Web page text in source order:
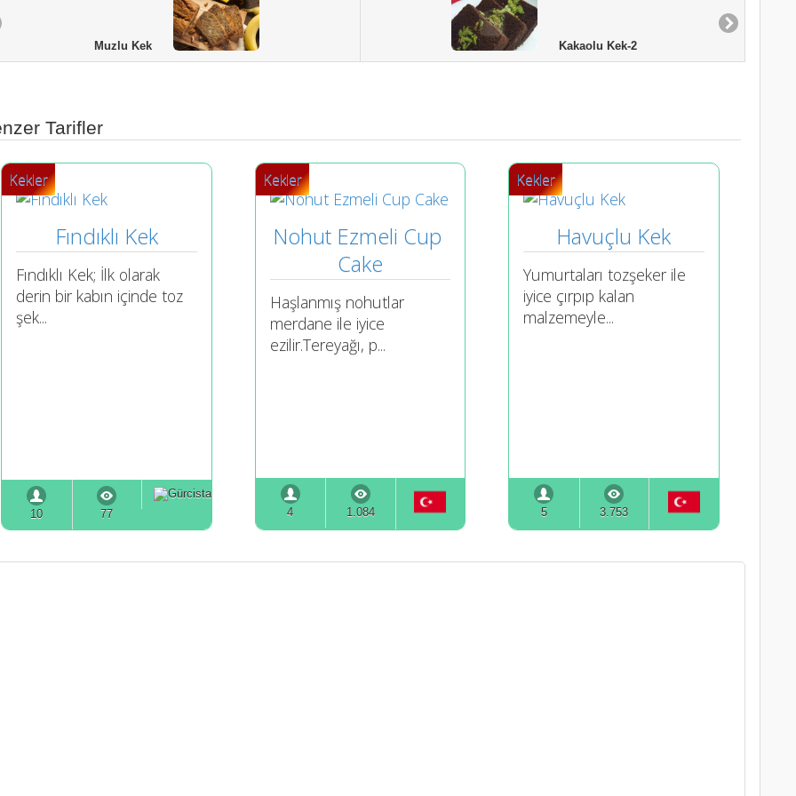
Muzlu Kek Kakaolu Kek-2
Tarifler
Fındıklı Kek
Fındıklı Kek; İlk olarak
derin bir kabın içinde toz
şek...
Kekler
10 77
Nohut Ezmeli Cup
Cake
Haşlanmış nohutlar
merdane ile iyice
ezilir.Tereyağı, p...
Kekler
4 1.084
Havuçlu Kek
Yumurtaları tozşeker ile
iyice çırpıp kalan
malzemeyle...
Kekler
5 3.753